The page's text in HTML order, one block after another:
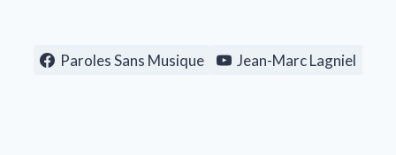
Paroles Sans Musique Jean-Marc Lagniel